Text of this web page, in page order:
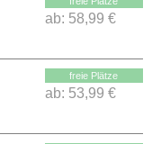
ab: 58,99 €
freie Plätze
ab: 53,99 €